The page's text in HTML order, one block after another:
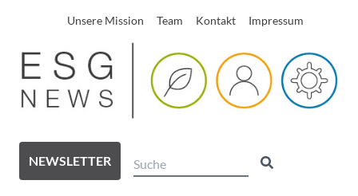
Unsere Mission Team Kontakt Impressum
NEWSLETTER